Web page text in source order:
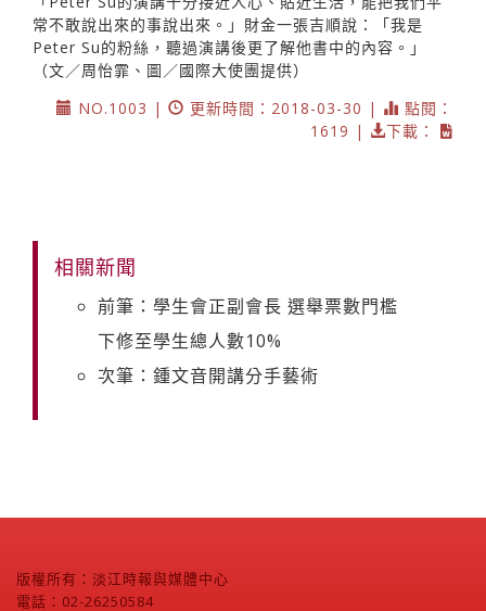
常不敢說出來的事說出來。」財金一張吉順說：「我是
Peter Su的粉絲，聽過演講後更了解他書中的內容。」
（文／周怡霏、圖／國際大使團提供）
NO.1003 |
更新時間：2018-03-30 |
點閱：
1619 |
下載：
相關新聞
前筆：學生會正副會長 選舉票數門檻
下修至學生總人數10%
次筆：鍾文音開講分手藝術
版權所有：淡江時報與媒體中心
電話：02-26250584